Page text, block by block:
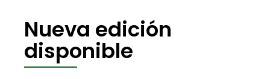
Nueva edición
disponible